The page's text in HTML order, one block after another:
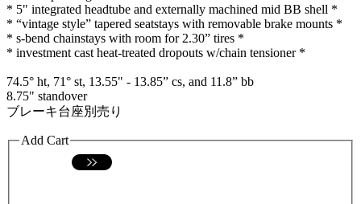
* 5" integrated headtube and externally machined mid BB shell *
* “vintage style” tapered seatstays with removable brake mounts *
* s-bend chainstays with room for 2.30” tires *
* investment cast heat-treated dropouts w/chain tensioner *
74.5° ht, 71° st, 13.55" - 13.85” cs, and 11.8” bb
8.75" standover
ブレーキ台座別売り
Add Cart